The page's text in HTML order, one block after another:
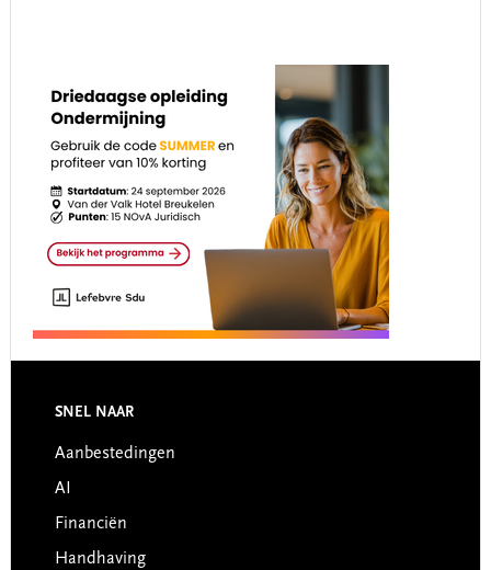
Footer
SNEL NAAR
Aanbestedingen
AI
Financiën
Handhaving